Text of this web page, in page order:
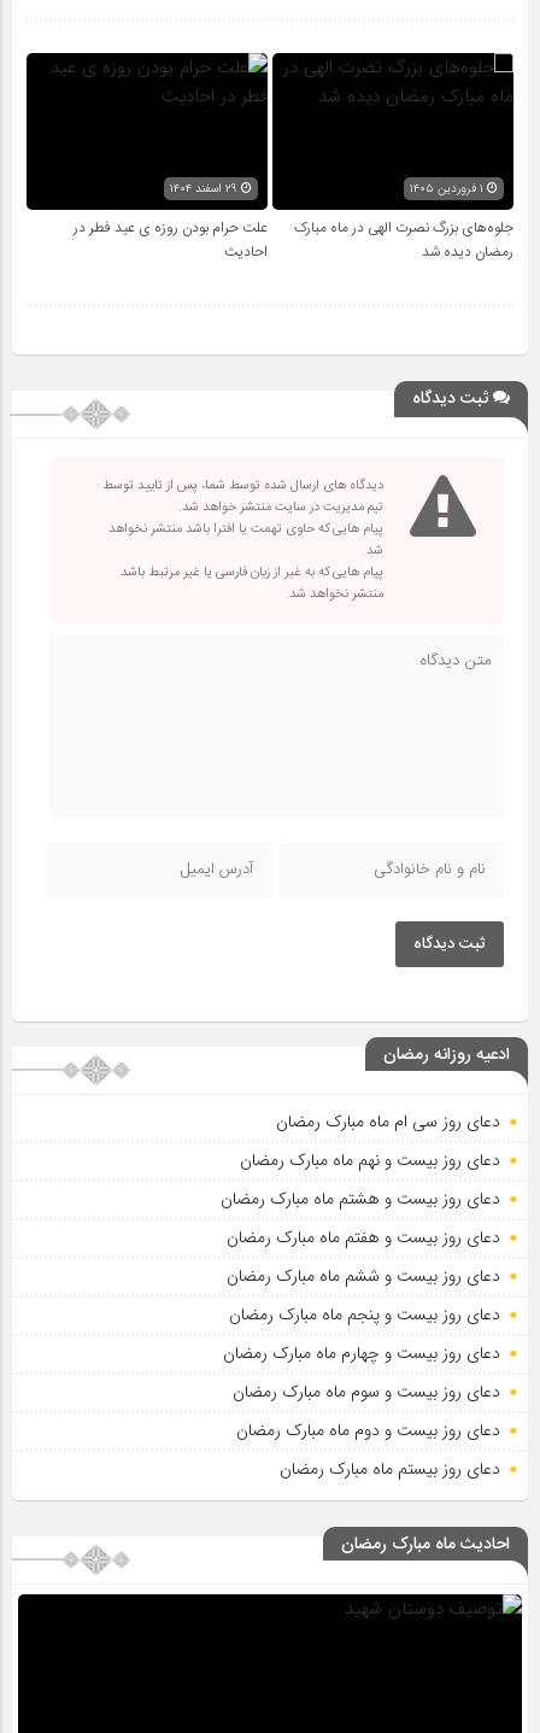
جلوه‌های بزرگ نصرت الهی در ماه مبارک
رمضان دیده شد
علت حرام بودن روزه ی عید فطر در
احادیث
ثبت دیدگاه
دیدگاه های ارسال شده توسط شما، پس از تایید توسط
تیم مدیریت در سایت منتشر خواهد شد.
پیام هایی که حاوی تهمت یا افترا باشد منتشر نخواهد
شد.
پیام هایی که به غیر از زبان فارسی یا غیر مرتبط باشد
منتشر نخواهد شد.
ثبت دیدگاه
ادعیه روزانه رمضان
دعای روز سی ام ماه مبارک رمضان
دعای روز بیست و نهم ماه مبارک رمضان
دعای روز بیست و هشتم ماه مبارک رمضان
دعای روز بیست و هفتم ماه مبارک رمضان
دعای روز بیست و ششم ماه مبارک رمضان
دعای روز بیست و پنجم ماه مبارک رمضان
دعای روز بیست و چهارم ماه مبارک رمضان
دعای روز بیست و سوم ماه مبارک رمضان
دعای روز بیست و دوم ماه مبارک رمضان
دعای روز بیستم ماه مبارک رمضان
احادیث ماه مبارک رمضان